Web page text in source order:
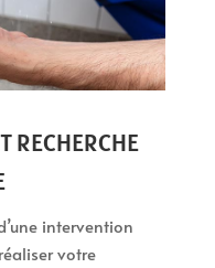
RECHERCHE
intervention
votre